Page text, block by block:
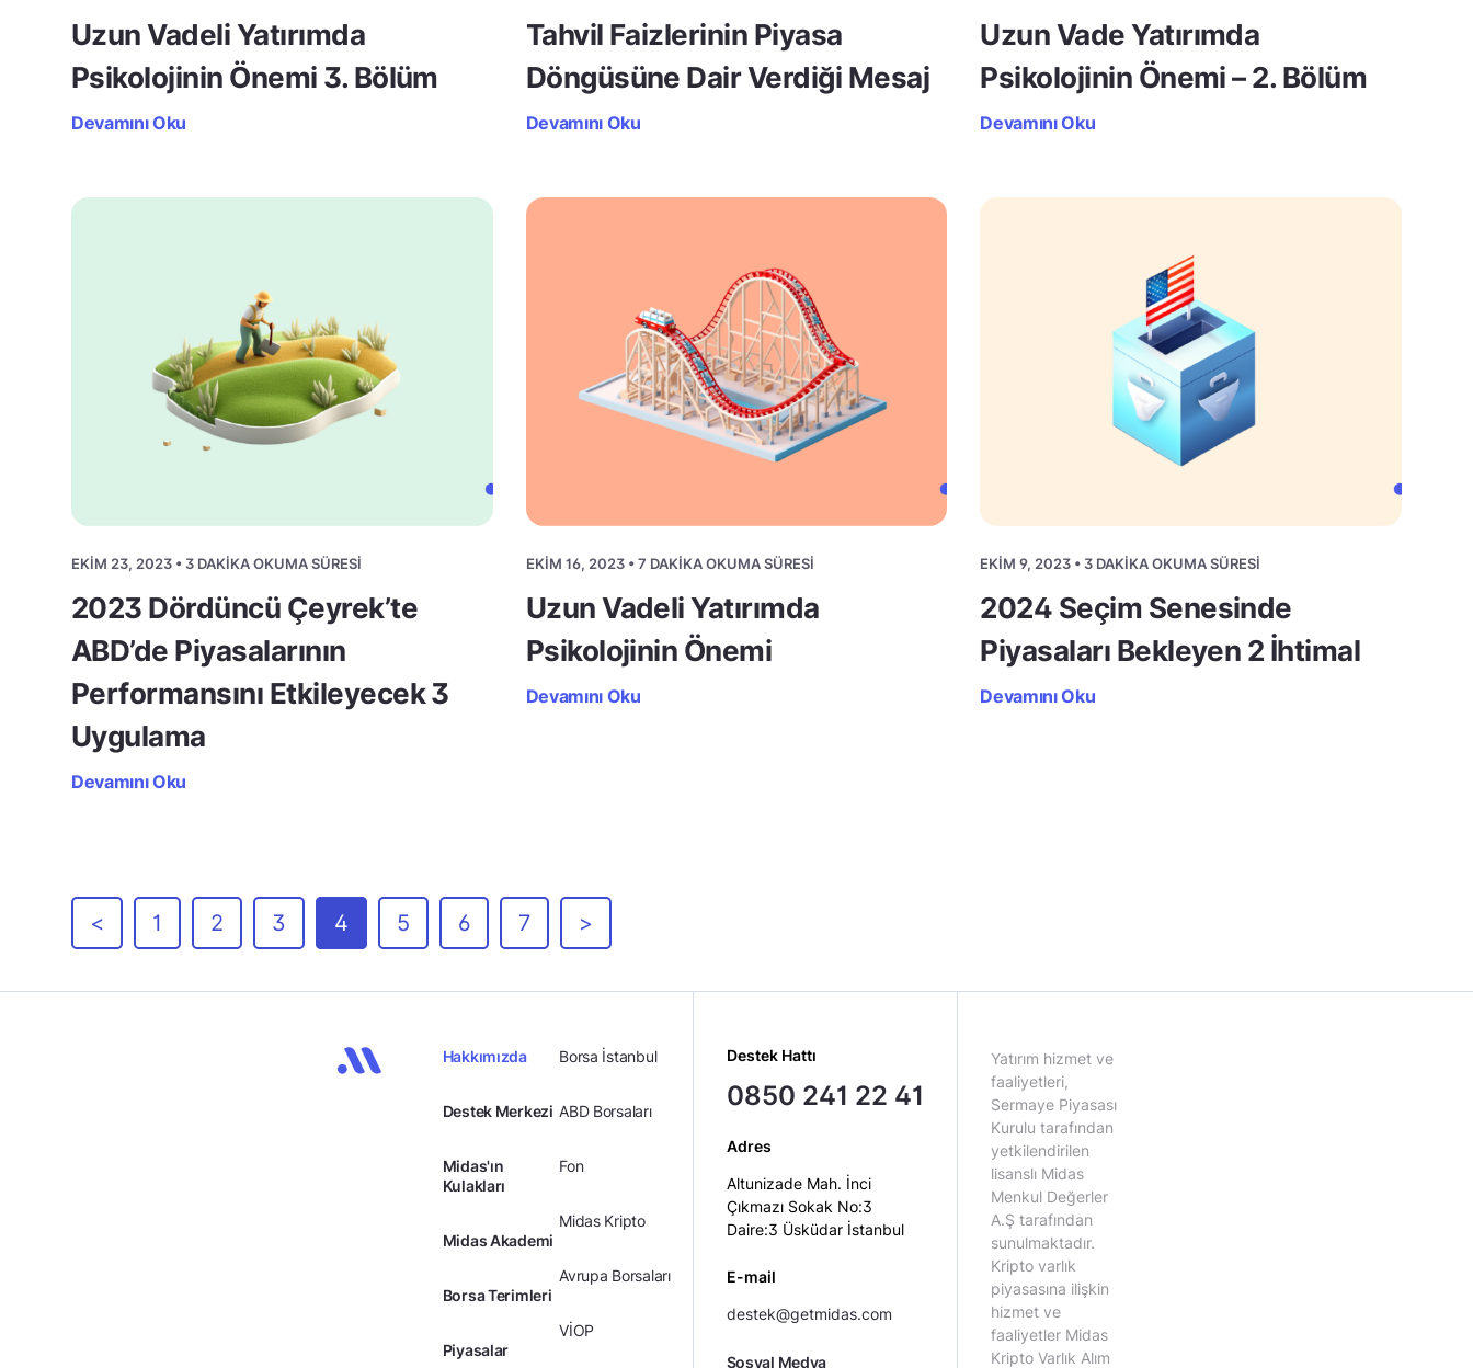
Uzun Vadeli Yatırımda
Psikolojinin Önemi 3. Bölüm
Devamını Oku
Tahvil Faizlerinin Piyasa
Döngüsüne Dair Verdiği Mesaj
Devamını Oku
Uzun Vade Yatırımda
Psikolojinin Önemi – 2. Bölüm
Devamını Oku
EKIM 23, 2023 • 3 DAKIKA OKUMA SÜRESI
2023 Dördüncü Çeyrek’te
ABD’de Piyasalarının
Performansını Etkileyecek 3
Uygulama
Devamını Oku
EKIM 16, 2023 • 7 DAKIKA OKUMA SÜRESI
Uzun Vadeli Yatırımda
Psikolojinin Önemi
Devamını Oku
EKIM 9, 2023 • 3 DAKIKA OKUMA SÜRESI
2024 Seçim Senesinde
Piyasaları Bekleyen 2 İhtimal
Devamını Oku
< 1 2 3 4 5 6 7 >
Hakkımızda
Destek Merkezi
Midas'ın
Kulakları
Midas Akademi
Borsa Terimleri
Piyasalar
Borsa İstanbul
ABD Borsaları
Fon
Midas Kripto
Avrupa Borsaları
VİOP
Destek Hattı
0850 241 22 41
Adres
Altunizade Mah. İnci
Çıkmazı Sokak No:3
Daire:3 Üsküdar İstanbul
E-mail
destek@getmidas.com
Sosyal Medya
Yatırım hizmet ve
faaliyetleri,
Sermaye Piyasası
Kurulu tarafından
yetkilendirilen
lisanslı Midas
Menkul Değerler
A.Ş tarafından
sunulmaktadır.
Kripto varlık
piyasasına ilişkin
hizmet ve
faaliyetler Midas
Kripto Varlık Alım